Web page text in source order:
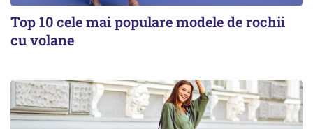
Top 10 cele mai populare modele de rochii
cu volane